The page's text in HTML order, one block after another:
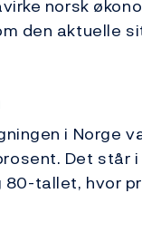
norsk
den aktuelle
i Norge
Det står
tallet, hvor